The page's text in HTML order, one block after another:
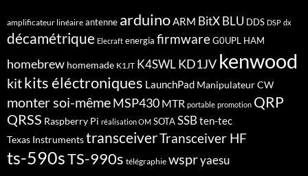
amplificateur linéaire antenne arduinoARM BitX BLU DDS DSP dx
décamétrique Elecraft energia firmwareG0UPL HAM
homebrew homemade K1JT K4SWL KD1JV kenwood
kitkits éléctroniques LaunchPad Manipulateur CW
monter soi-mêmeMSP430 MTR portable promotion QRP
QRSS Raspberry Pi réalisation OM SOTASSB ten-tec
Texas InstrumentstransceiverTransceiver HF
ts-590sTS-990s télégraphie wspryaesu